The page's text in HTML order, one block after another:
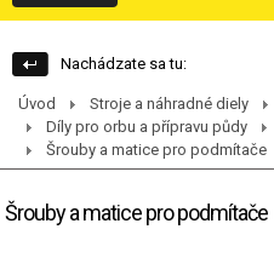
Nachádzate sa tu:
Úvod Stroje a náhradné diely
Díly pro orbu a přípravu půdy
Šrouby a matice pro podmítače
Šrouby a matice pro podmítače